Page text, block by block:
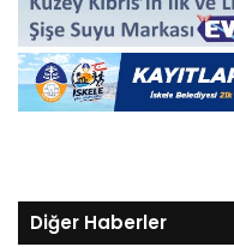
Diğer Haberler